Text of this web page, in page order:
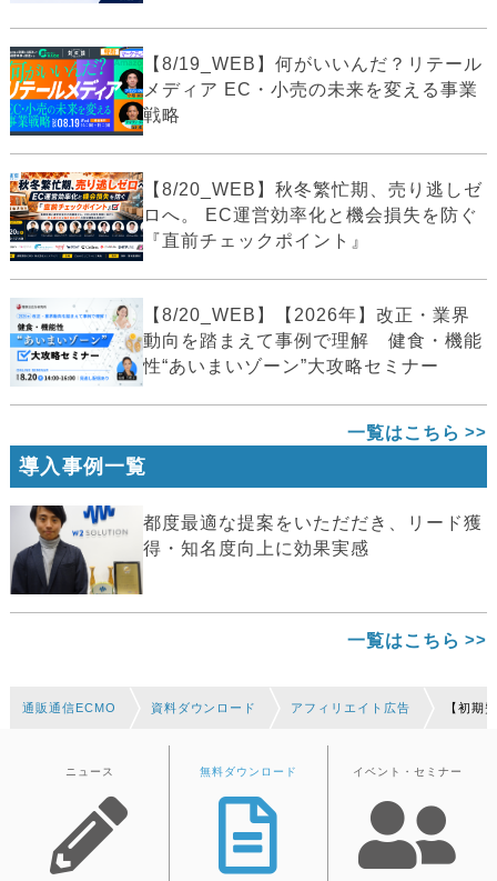
【8/19_WEB】何がいいんだ？リテール
メディア EC・小売の未来を変える事業
戦略
【8/20_WEB】秋冬繁忙期、売り逃しゼ
ロへ。 EC運営効率化と機会損失を防ぐ
『直前チェックポイント』
【8/20_WEB】【2026年】改正・業界
動向を踏まえて事例で理解 健食・機能
性“あいまいゾーン”大攻略セミナー
一覧はこちら
導入事例一覧
都度最適な提案をいただだき、リード獲
得・知名度向上に効果実感
一覧はこちら
通販通信ECMO 資料ダウンロード アフィリエイト広告 【初期
ニュース 無料ダウンロード イベント・セミナー